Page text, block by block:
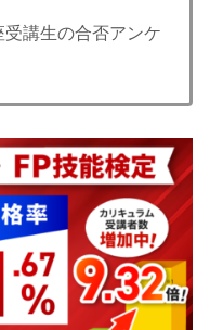
講生の合否アンケ